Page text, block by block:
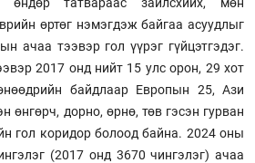
өртөг нэмэгдэж байгаа асуудлыг
ачаа тээвэр гол үүрэг гүйцэтгэдэг.
2017 онд нийт 15 улс орон, 29 хот
байдлаар Европын 25, Ази
өнгөрч, дорно, өрнө, төв гэсэн гурван
гол коридор болоод байна. 2024 оны
(2017 онд 3670 чингэлэг) ачаа